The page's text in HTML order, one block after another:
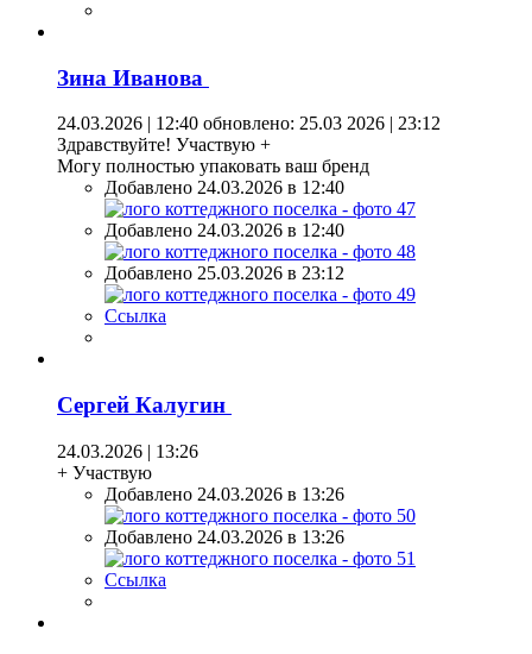
Зина Иванова
24.03.2026 | 12:40 обновлено: 25.03 2026 | 23:12
Здравствуйте! Участвую +
Могу полностью упаковать ваш бренд
Добавлено 24.03.2026 в 12:40
Добавлено 24.03.2026 в 12:40
Добавлено 25.03.2026 в 23:12
Ссылка
Сергей Калугин
24.03.2026 | 13:26
+ Участвую
Добавлено 24.03.2026 в 13:26
Добавлено 24.03.2026 в 13:26
Ссылка